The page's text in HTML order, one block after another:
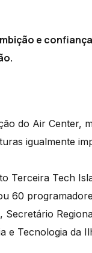
e
do Air Center,
igualmente
Terceira Tech
60
Secretário
e Tecnologia da